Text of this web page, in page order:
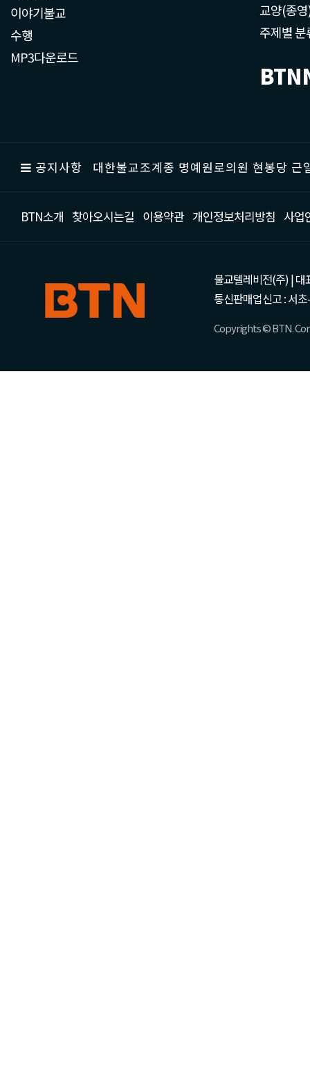
이야기불교
수행
MP3다운로드
교양(종
주제별 분
공지사항 대한불교조계종 명예원로의원 현봉당
BTN소개 찾아오시는길 이용약관 개인정보처리방침 사업
불교텔레비전(주) | 대
통신판매업신고 : 서
Copyrights © BTN.